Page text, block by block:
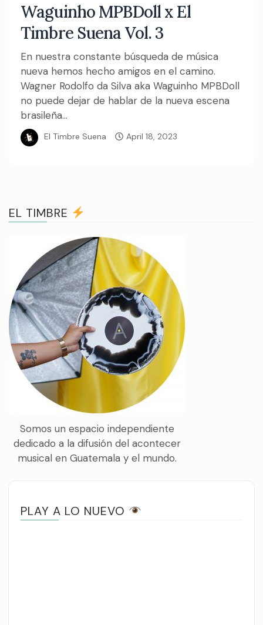
Waguinho MPBDoll x El
Timbre Suena Vol. 3
En nuestra constante búsqueda de música
nueva hemos hecho amigos en el camino.
Wagner Rodolfo da Silva aka Waguinho MPBDoll
no puede dejar de hablar de la nueva escena
brasileña...
El Timbre Suena April 18, 2023
EL TIMBRE
Somos un espacio independiente
dedicado a la difusión del acontecer
musical en Guatemala y el mundo.
PLAY A LO NUEVO